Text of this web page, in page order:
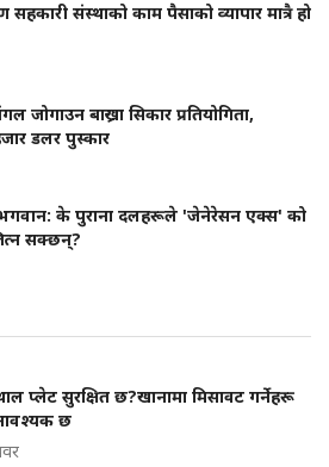
संस्थाको काम पैसाको व्यापार मात्रै हो
जोगाउन बाख्रा सिकार प्रतियोगिता,
डलर पुस्कार
के पुराना दलहरूले 'जेनेरेसन एक्स' को
सक्छन्?
प्लेट सुरक्षित छ?खानामा मिसावट गर्नेहरू
आवश्यक छ